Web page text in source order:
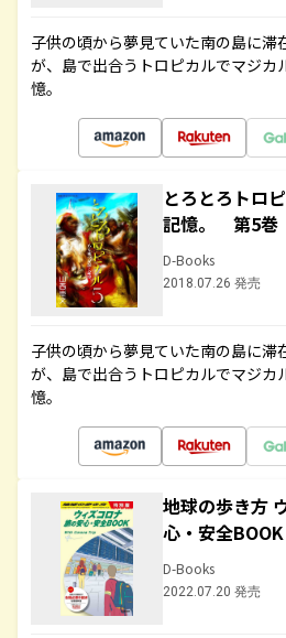
子供の頃から夢見ていた南の島に滞
が、島で出合うトロピカルでマジカ
憶。
とろとろトロ
記憶。 第5巻
D-Books
2018.07.26 発売
子供の頃から夢見ていた南の島に滞
が、島で出合うトロピカルでマジカ
憶。
地球の歩き方
心・安全BOOK
D-Books
2022.07.20 発売